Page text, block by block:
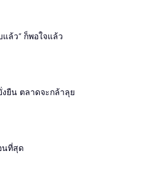
ล้ว” ก็พอใจแล้ว
งยืน ตลาดจะกล้าลุย
นที่สุด